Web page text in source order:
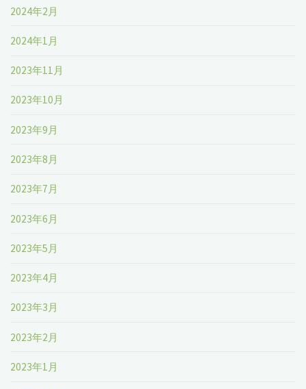
2024年2月
2024年1月
2023年11月
2023年10月
2023年9月
2023年8月
2023年7月
2023年6月
2023年5月
2023年4月
2023年3月
2023年2月
2023年1月